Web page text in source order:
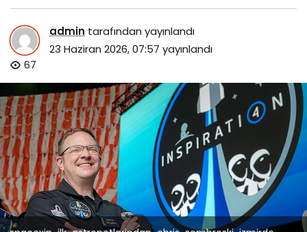
admin tarafından yayınlandı
23 Haziran 2026, 07:57 yayınlandı
67